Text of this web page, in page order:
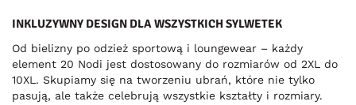
INKLUZYWNY DESIGN DLA WSZYSTKICH SYLWETEK
Od bielizny po odzież sportową i loungewear – każdy
element 20 Nodi jest dostosowany do rozmiarów od 2XL do
10XL. Skupiamy się na tworzeniu ubrań, które nie tylko
pasują, ale także celebrują wszystkie kształty i rozmiary.